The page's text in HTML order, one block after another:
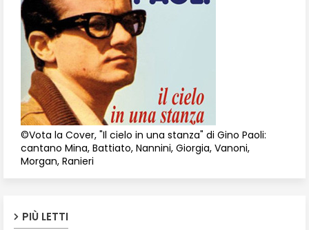
©Vota la Cover, "Il cielo in una stanza" di Gino Paoli:
cantano Mina, Battiato, Nannini, Giorgia, Vanoni,
Morgan, Ranieri
PIÙ LETTI